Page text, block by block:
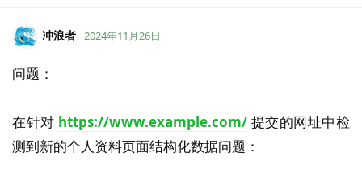
冲浪者 2024年11月26日
问题：
在针对 https://www.example.com/ 提交的网址中检
测到新的个人资料页面结构化数据问题：